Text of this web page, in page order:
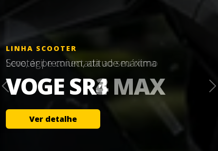
LINHA SCOOTER
Leve, ágil e conectada ao seu ritmo
VOGE SR3
Ver detalhe